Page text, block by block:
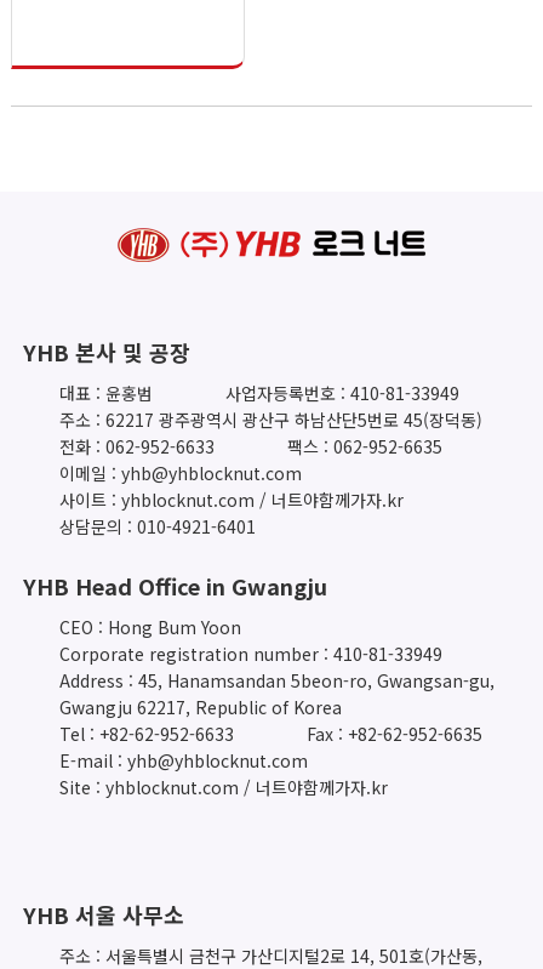
YHB 본사 및 공장
대표 : 윤홍범
사업자등록번호 : 410-81-33949
주소 : 62217 광주광역시 광산구 하남산단5번로 45(장덕동)
전화 : 062-952-6633
팩스 : 062-952-6635
이메일 : yhb@yhblocknut.com
사이트 : yhblocknut.com / 너트야함께가자.kr
상담문의 : 010-4921-6401
YHB Head Office in Gwangju
CEO : Hong Bum Yoon
Corporate registration number : 410-81-33949
Address : 45, Hanamsandan 5beon-ro, Gwangsan-gu,
Gwangju 62217, Republic of Korea
Tel : +82-62-952-6633
Fax : +82-62-952-6635
E-mail : yhb@yhblocknut.com
Site : yhblocknut.com / 너트야함께가자.kr
YHB 서울 사무소
주소 : 서울특별시 금천구 가산디지털2로 14, 501호(가산동,